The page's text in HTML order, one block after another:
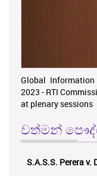
Global
2023 - RTI
at plenary sessions
වත්මන්
S.A.S.S. Perera v.